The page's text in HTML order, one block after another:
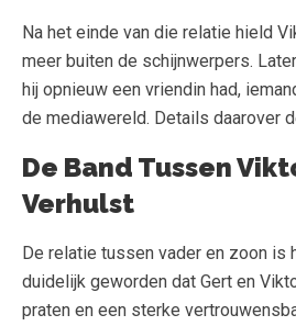
Na het einde van die relatie hield
meer buiten de schijnwerpers.
hij opnieuw een vriendin had,
de mediawereld. Details daarover
De Band Tussen
Verhulst
De relatie tussen vader en zoon is
duidelijk geworden dat Gert en
praten en een sterke